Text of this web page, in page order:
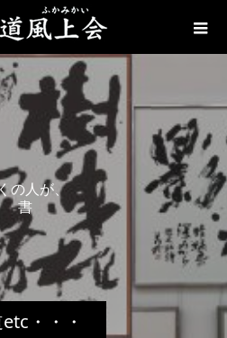
・・・
の人が、
道を 身